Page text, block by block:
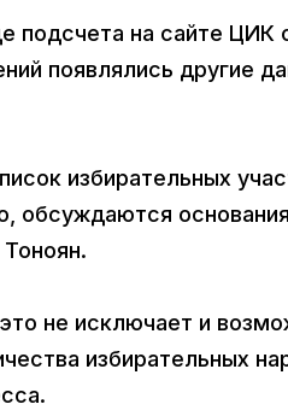
подсчета на сайте
появлялись другие
избирательных
обсуждаются
не исключает и
избирательных